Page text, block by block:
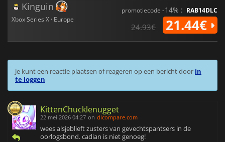
Kinguin
Xbox Series X · Europe
promotiecode -14% : RAB14DLC
24.93€ 21.44€
Je kunt een reactie plaatsen of reageren op een bericht door in
te loggen
KittenChucklenugget
22 mei 2026 04:27 on dlcompare.com
wees alsjeblieft zusters van gevechtspantsers in de
oorlogsbond. cadian is niet genoeg!